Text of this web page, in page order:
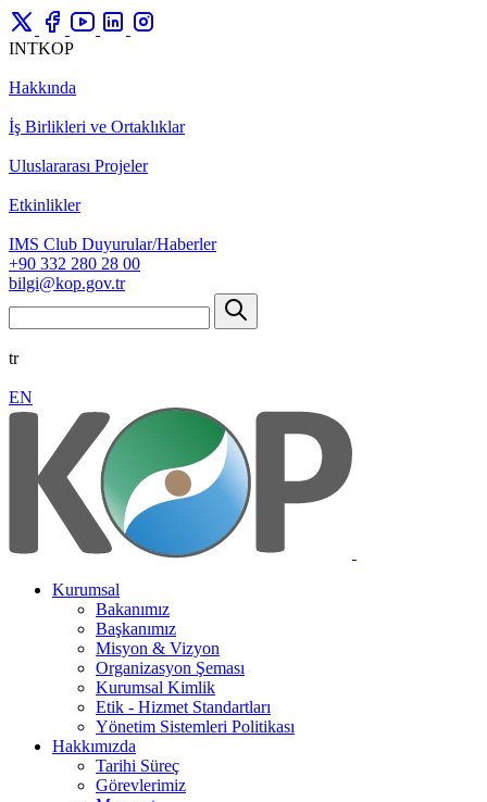
INTKOP
Hakkında
İş Birlikleri ve Ortaklıklar
Uluslararası Projeler
Etkinlikler
IMS Club Duyurular/Haberler
+90 332 280 28 00
bilgi@kop.gov.tr
tr
EN
Kurumsal
Bakanımız
Başkanımız
Misyon & Vizyon
Organizasyon Şeması
Kurumsal Kimlik
Etik - Hizmet Standartları
Yönetim Sistemleri Politikası
Hakkımızda
Tarihi Süreç
Görevlerimiz